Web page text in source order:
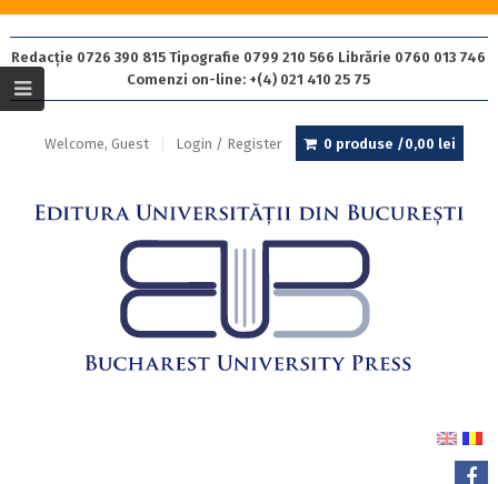
Redacție 0726 390 815 Tipografie 0799 210 566 Librărie 0760 013 746
Comenzi on-line: +(4) 021 410 25 75
Welcome, Guest Login / Register 0 produse /0,00 lei